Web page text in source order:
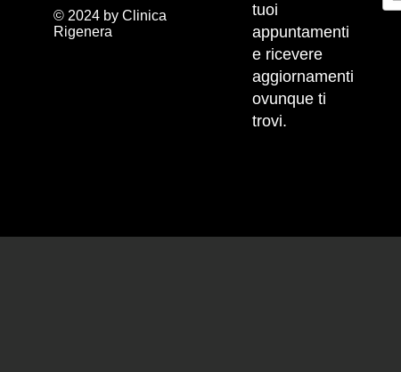
© 2024 by Clinica
Rigenera
tuoi
appuntamenti
e ricevere
aggiornamenti
ovunque ti
trovi.